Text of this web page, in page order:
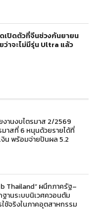
เปิดตัวที่จีนช่วงกันยายน
าจะไม่มีรุ่น Ultra แล้ว
านงบไตรมาส 2/2569
มาสที่ 6 หนุนด้วยรายได้ที่
งิน พร้อมจ่ายปันผล 5.2
Thailand” ผนึกภาครัฐ–
านระบบนิเวศควอนตัม
ช้จริงในภาคอุตสาหกรรม